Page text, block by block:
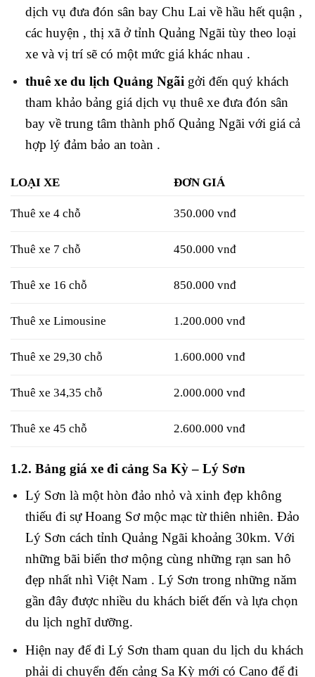
dịch vụ đưa đón sân bay Chu Lai về hầu hết quận ,
các huyện , thị xã ở tỉnh Quảng Ngãi tùy theo loại
xe và vị trí sẽ có một mức giá khác nhau .
thuê xe du lịch Quảng Ngãigởi đến quý khách
tham khảo bảng giá dịch vụ thuê xe đưa đón sân
bay về trung tâm thành phố Quảng Ngãi với giá cả
hợp lý đảm bảo an toàn .
LOẠI XE ĐƠN GIÁ
Thuê xe 4 chỗ 350.000 vnđ
Thuê xe 7 chỗ 450.000 vnđ
Thuê xe 16 chỗ 850.000 vnđ
Thuê xe Limousine 1.200.000 vnđ
Thuê xe 29,30 chỗ 1.600.000 vnđ
Thuê xe 34,35 chỗ 2.000.000 vnđ
Thuê xe 45 chỗ 2.600.000 vnđ
1.2. Bảng giá xe đi cảng Sa Kỳ – Lý Sơn
Lý Sơn là một hòn đảo nhỏ và xinh đẹp không
thiếu đi sự Hoang Sơ mộc mạc từ thiên nhiên. Đảo
Lý Sơn cách tỉnh Quảng Ngãi khoảng 30km. Với
những bãi biển thơ mộng cùng những rạn san hô
đẹp nhất nhì Việt Nam . Lý Sơn trong những năm
gần đây được nhiều du khách biết đến và lựa chọn
du lịch nghĩ dưỡng.
Hiện nay để đi Lý Sơn tham quan du lịch du khách
phải di chuyển đến cảng Sa Kỳ mới có Cano để đi